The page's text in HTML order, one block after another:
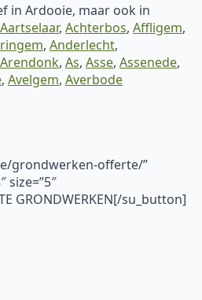
in Ardooie, maar ook in
Aartselaar, Achterbos, Affligem,
, Anderlecht,
Arendonk, As, Asse, Assenede,
, Avelgem, Averbode
grondwerken-offerte/”
size=”5″
GRONDWERKEN[/su_button]